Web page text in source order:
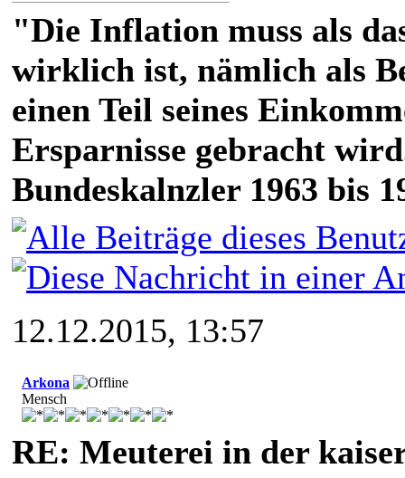
"Die Inflation muss als
wirklich ist, nämlich als
einen Teil seines
Ersparnisse gebracht
Bundeskalnzler 1963 bis
12.12.2015, 13:57
Arkona
Mensch
RE: Meuterei in der